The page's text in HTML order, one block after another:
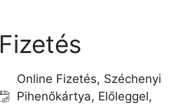
Fizetés
Online Fizetés, Széchenyi
Pihenőkártya, Előleggel,